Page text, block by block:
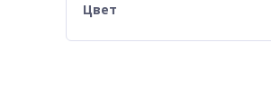
Цвет